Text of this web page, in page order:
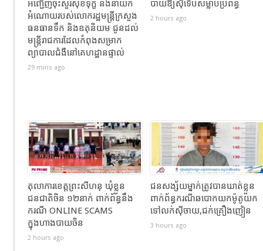
អញ្ជើញចុះសួរសុខទុក្ខ និងនាំយក
អំណោយរបស់លោករដ្ឋមន្ត្រីក្រសួង
ធនធានទឹក និងឧតុនិយម ជូនដល់
មន្ត្រីរាជការដែលកំពុងសម្រាក
ព្យាបាលជំងឺនៅគេហដ្ឋានផ្ទាល់
29 mins ago
បាយឱ្យស៊ីទើបសម្លាប់ប្រពន្ធ
2 hours ago
តុលាការខេត្តព្រះសីហនុ ឃុំខ្លួន
ជនជាតិចិន ១២នាក់ ពាក់ព័ន្ធនឹង
ករណី ONLINE SCAMS
ក្នុងហាងបាយចិន
2 hours ago
ជនសង្ស័យម្នាក់ត្រូវបានឃាត់ខ្លួន
ពាក់ព័ន្ធករណីឆបោកយកម៉ូតូយក
ទៅលក់ស៊ីចាយ,ជក់គ្រឿងញៀន
3 hours ago